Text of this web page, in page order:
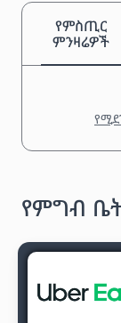
የምስጢር
ምንዛሬዎች
የምግብ